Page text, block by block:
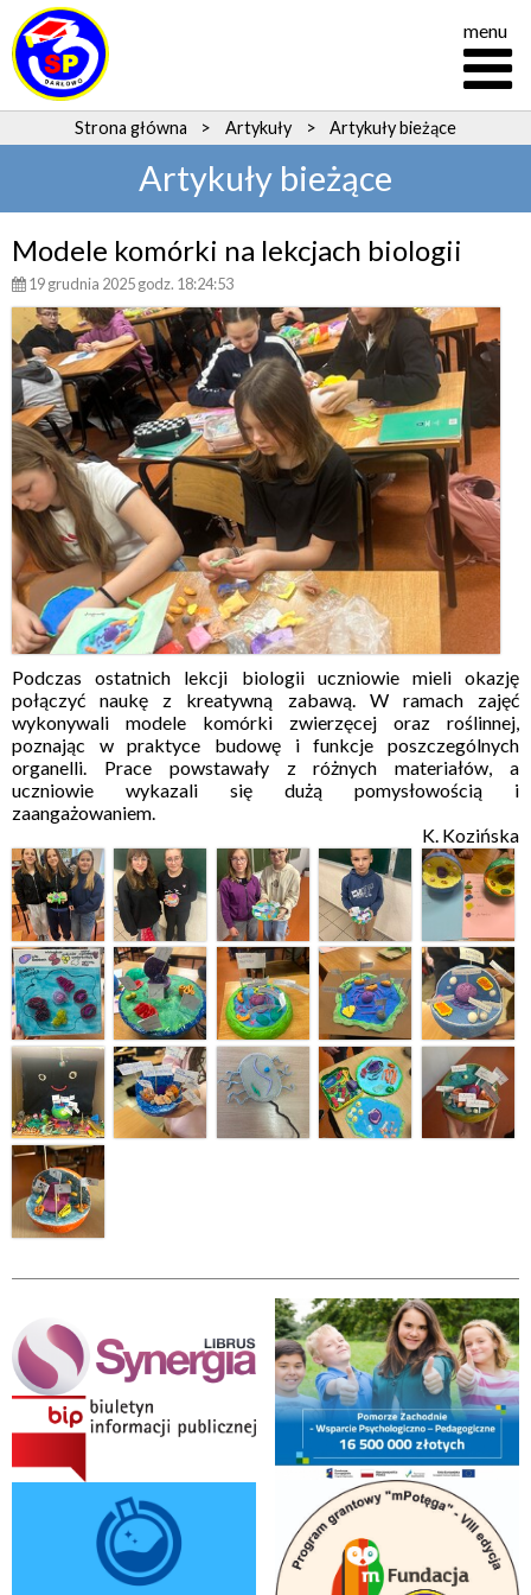
menu
Strona główna > Artykuły > Artykuły bieżące
Artykuły bieżące
Modele komórki na lekcjach biologii
19 grudnia 2025 godz. 18:24:53
Podczas ostatnich lekcji biologii uczniowie mieli okazję
połączyć naukę z kreatywną zabawą. W ramach zajęć
wykonywali modele komórki zwierzęcej oraz roślinnej,
poznając w praktyce budowę i funkcje poszczególnych
organelli. Prace powstawały z różnych materiałów, a
uczniowie wykazali się dużą pomysłowością i
zaangażowaniem.
K. Kozińska